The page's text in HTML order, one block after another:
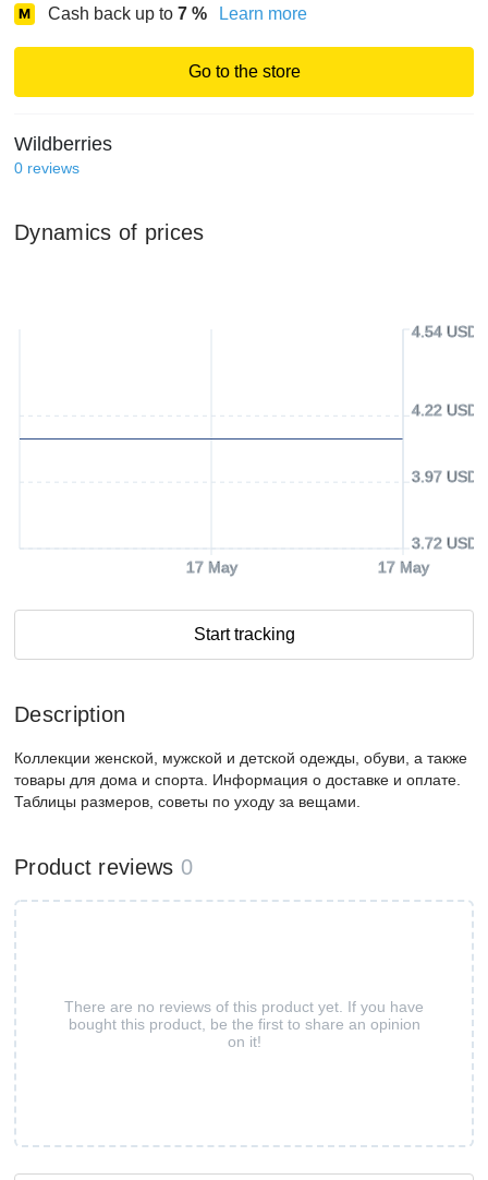
Cash back up to 7 % Learn more
Go to the store
Wildberries
0 reviews
Dynamics of prices
17 May 17 May
3.72 USD
3.97 USD
4.22 USD
4.54 USD
Start tracking
Description
Коллекции женской, мужской и детской одежды, обуви, а также
товары для дома и спорта. Информация о доставке и оплате.
Таблицы размеров, советы по уходу за вещами.
Product reviews 0
There are no reviews of this product yet. If you have
bought this product, be the first to share an opinion
on it!